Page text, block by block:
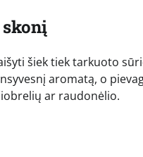
šiek tiek tarkuoto
aromatą, o
ar raudonėlio.